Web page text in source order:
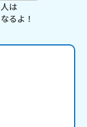
は
るよ！